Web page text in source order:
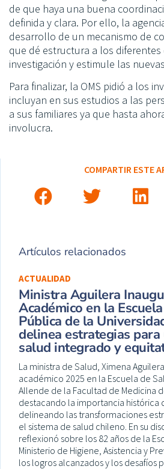
de que haya una buena
definida y clara. Por ello, la
desarrollo de un mecanismo de
que dé estructura a los diferentes
investigación y estimule las
Para finalizar, la OMS pidió a los
incluyan en sus estudios a las
a sus familiares ya que hasta
involucra.
COMPARTIR ESTE
Artículos relacionados
ACTUALIDAD
Ministra Aguilera
Académico en la
Pública de la
delinea estrategias
salud integrado y
La ministra de Salud, Ximena
académico 2025 en la Escuela de
Allende de la Facultad de Medicina
destacando la importancia histórica
delineando las transformaciones
el sistema de salud chileno. En su
reflexionó sobre los 82 años de la
Ministerio de Higiene, Asistencia y
los logros alcanzados y los desafíos